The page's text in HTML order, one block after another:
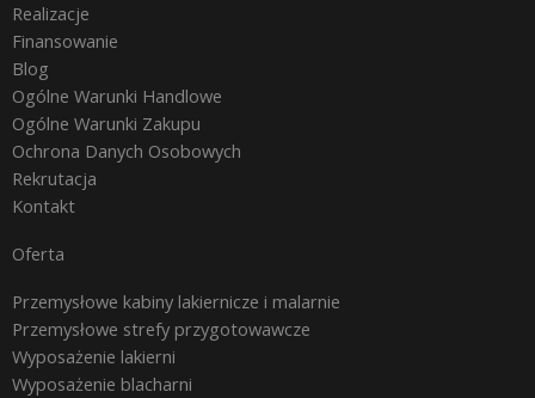
Realizacje
Finansowanie
Blog
Ogólne Warunki Handlowe
Ogólne Warunki Zakupu
Ochrona Danych Osobowych
Rekrutacja
Kontakt
Oferta
Przemysłowe kabiny lakiernicze i malarnie
Przemysłowe strefy przygotowawcze
Wyposażenie lakierni
Wyposażenie blacharni